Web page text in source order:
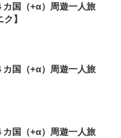
カ国（+α）周遊一人旅
】
カ国（+α）周遊一人旅
カ国（+α）周遊一人旅